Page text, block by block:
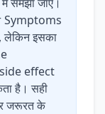
Symptoms
लेकिन इसका
side effect
है। सही
जरूरत के